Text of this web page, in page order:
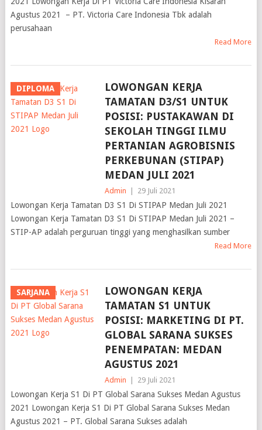
Agustus 2021 – PT. Victoria Care Indonesia Tbk adalah
perusahaan
Read More
DIPLOMA
LOWONGAN KERJA
TAMATAN D3/S1 UNTUK
POSISI: PUSTAKAWAN DI
SEKOLAH TINGGI ILMU
PERTANIAN AGROBISNIS
PERKEBUNAN (STIPAP)
MEDAN JULI 2021
Admin 29 Juli 2021
Lowongan Kerja Tamatan D3 S1 Di STIPAP Medan Juli 2021
Lowongan Kerja Tamatan D3 S1 Di STIPAP Medan Juli 2021 –
STIP-AP adalah perguruan tinggi yang menghasilkan sumber
Read More
SARJANA
LOWONGAN KERJA
TAMATAN S1 UNTUK
POSISI: MARKETING DI PT.
GLOBAL SARANA SUKSES
PENEMPATAN: MEDAN
AGUSTUS 2021
Admin 29 Juli 2021
Lowongan Kerja S1 Di PT Global Sarana Sukses Medan Agustus
2021 Lowongan Kerja S1 Di PT Global Sarana Sukses Medan
Agustus 2021 – PT. Global Sarana Sukses adalah